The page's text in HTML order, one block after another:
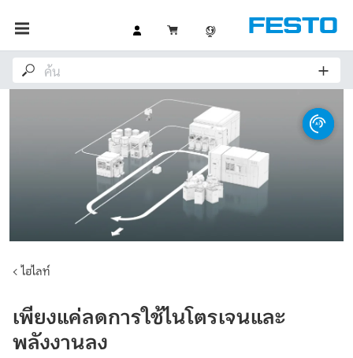
ไฮไลท์
เพียงแค่ลดการใช้ไนโตรเจนและ
พลังงานลง